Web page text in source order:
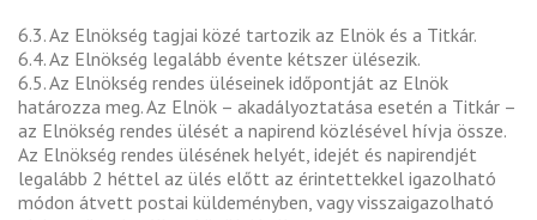
6.3. Az Elnökség tagjai közé tartozik az Elnök és a Titkár.
6.4. Az Elnökség legalább évente kétszer ülésezik.
6.5. Az Elnökség rendes üléseinek időpontját az Elnök
határozza meg. Az Elnök – akadályoztatása esetén a Titkár –
az Elnökség rendes ülését a napirend közlésével hívja össze.
Az Elnökség rendes ülésének helyét, idejét és napirendjét
legalább 2 héttel az ülés előtt az érintettekkel igazolható
módon átvett postai küldeményben, vagy visszaigazolható